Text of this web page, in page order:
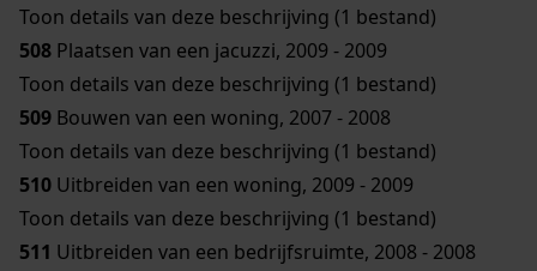
Toon details van deze beschrijving (1 bestand)
508 Plaatsen van een jacuzzi, 2009 - 2009
Toon details van deze beschrijving (1 bestand)
509 Bouwen van een woning, 2007 - 2008
Toon details van deze beschrijving (1 bestand)
510 Uitbreiden van een woning, 2009 - 2009
Toon details van deze beschrijving (1 bestand)
511 Uitbreiden van een bedrijfsruimte, 2008 - 2008